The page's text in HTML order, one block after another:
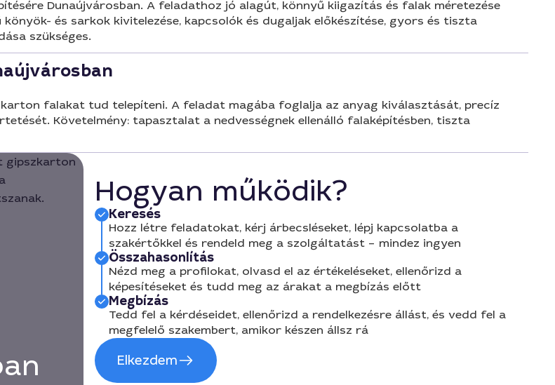
Dunaújvárosban. A feladathoz jó alagút, könnyű kiigazítás és falak méretezése
és sarkok kivitelezése, kapcsolók és dugaljak előkészítése, gyors és tiszta
szükséges.
falakat tud telepíteni. A feladat magába foglalja az anyag kiválasztását, precíz
Követelmény: tapasztalat a nedvességnek ellenálló falaképítésben, tiszta
Hogyan működik?
Keresés
Hozz létre feladatokat, kérj árbecsléseket, lépj kapcsolatba a
szakértőkkel és rendeld meg a szolgáltatást – mindez ingyen
Összahasonlítás
Nézd meg a profilokat, olvasd el az értékeléseket, ellenőrizd a
képesítéseket és tudd meg az árakat a megbízás előtt
Megbízás
Tedd fel a kérdéseidet, ellenőrizd a rendelkezésre állást, és vedd fel a
megfelelő szakembert, amikor készen állsz rá
Elkezdem